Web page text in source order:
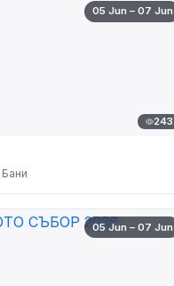
05 Jun – 07 Jun
243
05 Jun – 07 Jun